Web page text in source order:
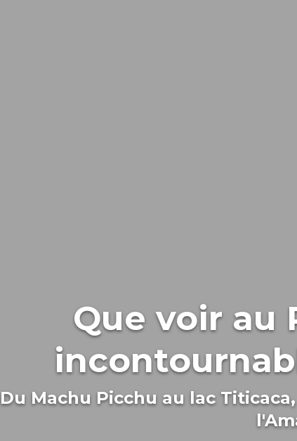
Que voir au
Du Machu Picchu au lac